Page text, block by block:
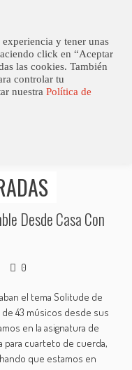
Desde Casa Con
0
el tema Solitude de
de 43 músicos desde sus
en la asignatura de
para cuarteto de cuerda,
que estamos en
y tener unas
click en “Aceptar
las cookies. También
controlar tu
nuestra Política de